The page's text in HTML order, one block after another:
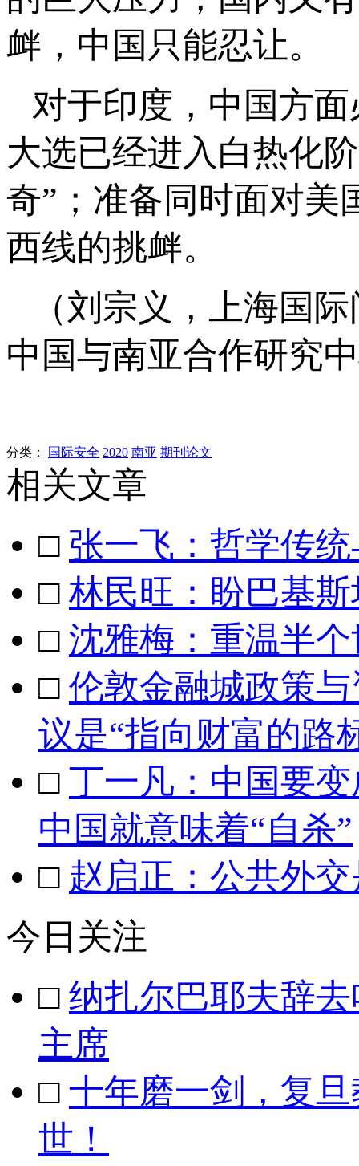
衅，中国只能忍让。
对于印度，中国方
大选已经进入白热化
奇”；准备同时面对美
西线的挑衅。
（刘宗义，上海国
中国与南亚合作研究
分类： 国际安全 2020 南亚 期刊论文
相关文章
□ 张一飞：哲学传
□ 林民旺：盼巴基
□ 沈雅梅：重温半
□ 伦敦金融城政策
议是“指向财富的路
□ 丁一凡：中国要
中国就意味着“自杀”
□ 赵启正：公共外
今日关注
□ 纳扎尔巴耶夫辞
主席
□ 十年磨一剑，复
世！